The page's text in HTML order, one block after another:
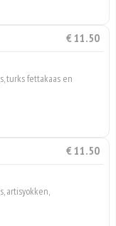
€ 11.50
s, turks fettakaas en
€ 11.50
s, artisyokken,